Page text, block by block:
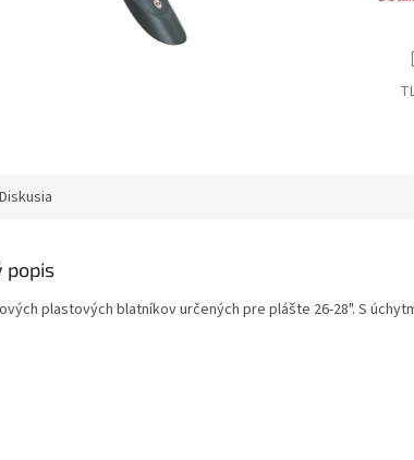
Diskusia
popis
plastových blatníkov určených pre plášte 26-28". S